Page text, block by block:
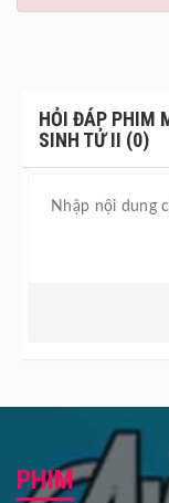
HỎI ĐÁP PHIM
SINH TỬ II (0)
PHIM